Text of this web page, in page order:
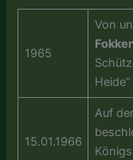
1965
Von
15.01.1966
Auf